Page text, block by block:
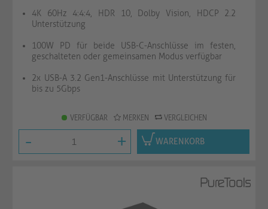
4K 60Hz 4:4:4, HDR 10, Dolby Vision, HDCP 2.2
Unterstützung
100W PD für beide USB-C-Anschlüsse im festen,
geschalteten oder gemeinsamen Modus verfügbar
2x USB-A 3.2 Gen1-Anschlüsse mit Unterstützung für
bis zu 5Gbps
VERFÜGBAR MERKEN VERGLEICHEN
- + WARENKORB